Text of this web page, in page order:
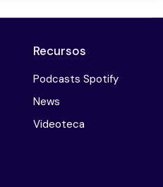
Recursos
Podcasts Spotify
News
Videoteca